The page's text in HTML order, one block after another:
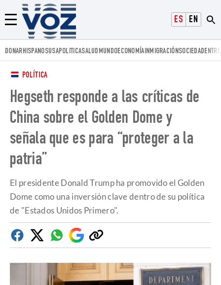
ESPAÑOLENGLISH
Menú
Voz.us
DONARHISPANOSUSAPOLITICASALUD MUNDOECONOMÍAINMIGRACIÓNSOCIEDAD
POLÍTICA
Hegseth responde a las críticas de
China sobre el Golden Dome y
señala que es para “proteger a la
patria”
El presidente Donald Trump ha promovido el Golden
Dome como una inversión clave dentro de su política
de "Estados Unidos Primero".
FacebookTwitterWhatsapp
Google
Discover
Copiar
enlace